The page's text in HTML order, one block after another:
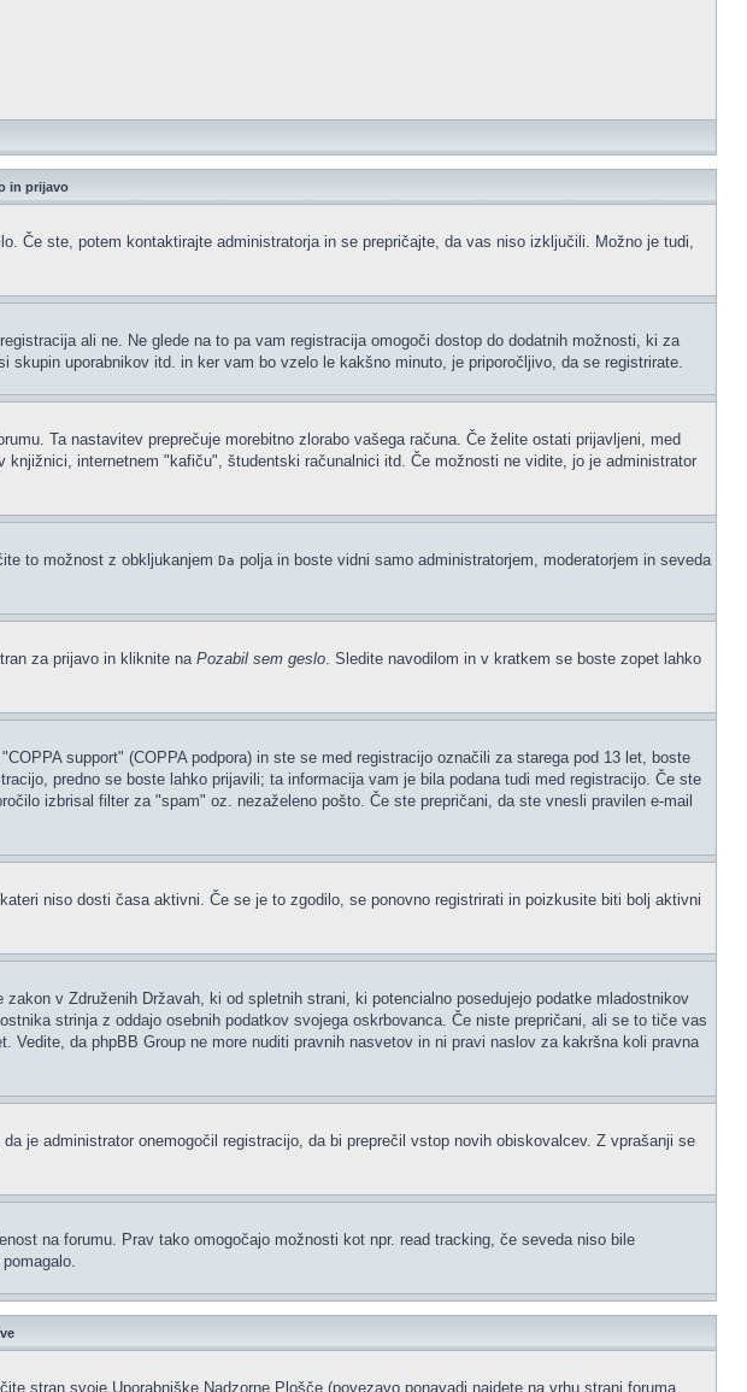
in prijavo
Če ste, potem kontaktirajte administratorja in se prepričajte, da vas niso izključili. Možno je tudi,
ali ne. Ne glede na to pa vam registracija omogoči dostop do dodatnih možnosti, ki za
uporabnikov itd. in ker vam bo vzelo le kakšno minuto, je priporočljivo, da se registrirate.
Ta nastavitev preprečuje morebitno zlorabo vašega računa. Če želite ostati prijavljeni, med
internetnem "kafiču", študentski računalnici itd. Če možnosti ne vidite, jo je administrator
to možnost z obkljukanjem Da polja in boste vidni samo administratorjem, moderatorjem in seveda
za prijavo in kliknite na Pozabil sem geslo. Sledite navodilom in v kratkem se boste zopet lahko
support" (COPPA podpora) in ste se med registracijo označili za starega pod 13 let, boste
predno se boste lahko prijavili; ta informacija vam je bila podana tudi med registracijo. Če ste
izbrisal filter za "spam" oz. nezaželeno pošto. Če ste prepričani, da ste vnesli pravilen e-mail
niso dosti časa aktivni. Če se je to zgodilo, se ponovno registrirati in poizkusite biti bolj aktivni
v Združenih Državah, ki od spletnih strani, ki potencialno posedujejo podatke mladostnikov
strinja z oddajo osebnih podatkov svojega oskrbovanca. Če niste prepričani, ali se to tiče vas
da phpBB Group ne more nuditi pravnih nasvetov in ni pravi naslov za kakršna koli pravna
je administrator onemogočil registracijo, da bi preprečil vstop novih obiskovalcev. Z vprašanji se
na forumu. Prav tako omogočajo možnosti kot npr. read tracking, če seveda niso bile
stran svoje Uporabniške Nadzorne Plošče (povezavo ponavadi najdete na vrhu strani foruma